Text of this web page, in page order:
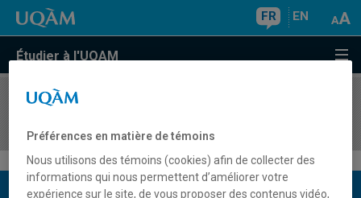
FR EN
Étudier à l'UQAM
COURS//
Description du cours
Préférences en matière de témoins
Nous utilisons des témoins (cookies) afin de collecter des
informations qui nous permettent d’améliorer votre
expérience sur le site, de vous proposer des contenus vidéo,